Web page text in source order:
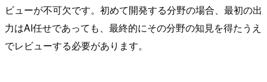
ビューが不可欠です。初めて開発する分野の場合、最初の出
力はAI任せであっても、最終的にその分野の知見を得たうえ
でレビューする必要があります。